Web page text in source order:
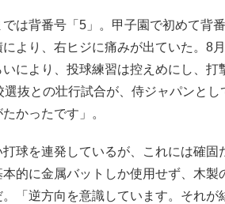
は背番号「5」。甲子園で初めて背
より、右ヒジに痛みが出ていた。8
により、投球練習は控えめにし、打
選抜との壮行試合が、侍ジャパンと
かったです」。
球を連発しているが、これには確固
的に金属バットしか使用せず、木製
「逆方向を意識しています。それが